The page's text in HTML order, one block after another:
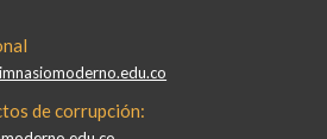
de corrupción: